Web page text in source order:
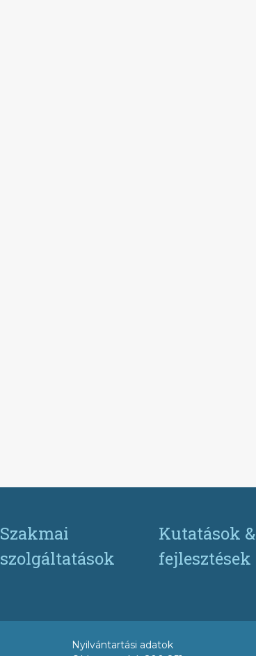
Szakmai
szolgáltatások
Kutatások &
fejlesztések
Nyilvántartási adatok